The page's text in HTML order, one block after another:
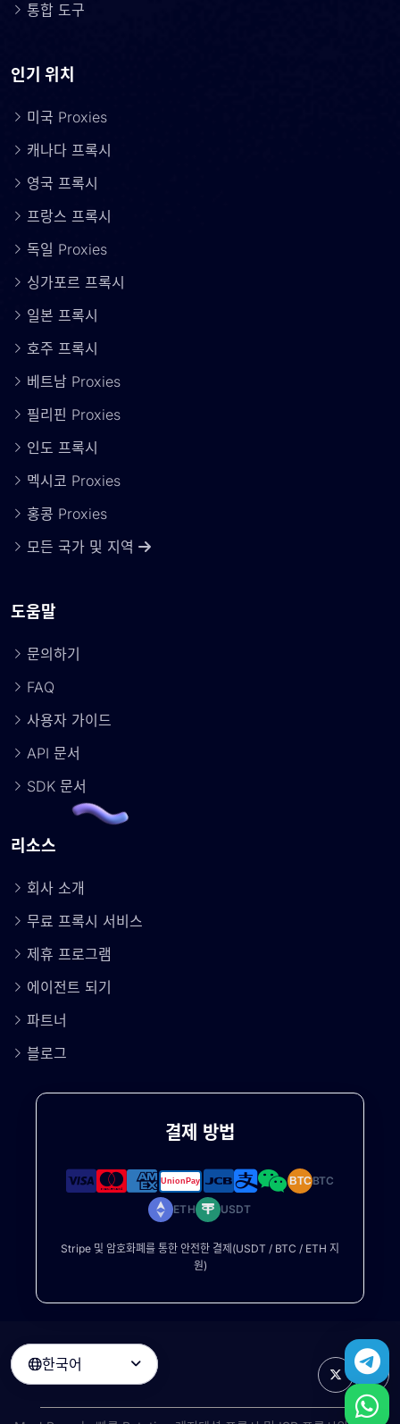
통합 도구
인기 위치
미국 Proxies
캐나다 프록시
영국 프록시
프랑스 프록시
독일 Proxies
싱가포르 프록시
일본 프록시
호주 프록시
베트남 Proxies
필리핀 Proxies
인도 프록시
멕시코 Proxies
홍콩 Proxies
모든 국가 및 지역
도움말
문의하기
FAQ
사용자 가이드
API 문서
SDK 문서
리소스
회사 소개
무료 프록시 서비스
제휴 프로그램
에이전트 되기
파트너
블로그
결제 방법
BTCBTC
ETH USDT
Stripe 및 암호화폐를 통한 안전한 결제(USDT / BTC / ETH 지
원)
한국어 